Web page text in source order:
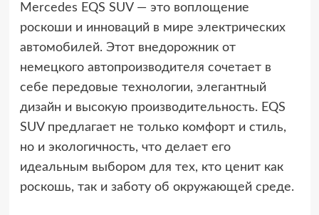
Mercedes EQS SUV — это воплощение
роскоши и инноваций в мире электрических
автомобилей. Этот внедорожник от
немецкого автопроизводителя сочетает в
себе передовые технологии, элегантный
дизайн и высокую производительность. EQS
SUV предлагает не только комфорт и стиль,
но и экологичность, что делает его
идеальным выбором для тех, кто ценит как
роскошь, так и заботу об окружающей среде.